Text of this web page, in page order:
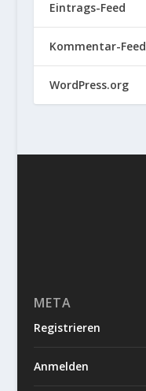
Eintrags-Feed
Kommentar-Feed
WordPress.org
META
Registrieren
Anmelden